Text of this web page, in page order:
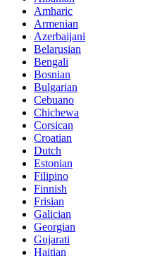
Amharic
Armenian
Azerbaijani
Belarusian
Bengali
Bosnian
Bulgarian
Cebuano
Chichewa
Corsican
Croatian
Dutch
Estonian
Filipino
Finnish
Frisian
Galician
Georgian
Gujarati
Haitian